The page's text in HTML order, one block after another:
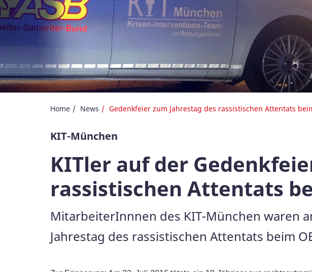
Home News Gedenkfeier zum Jahrestag des rassistischen Attentats
KIT-München
KITler auf der
rassistischen Attentats
MitarbeiterInnnen des KIT-München waren
Jahrestag des rassistischen Attentats beim